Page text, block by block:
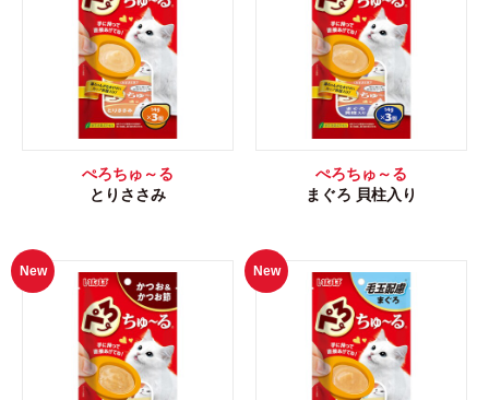
ぺろちゅ～る
とりささみ
ぺろちゅ～る
まぐろ 貝柱入り
New New